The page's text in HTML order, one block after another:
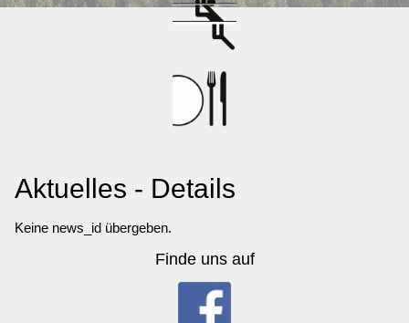
Aktuelles - Details
Keine news_id übergeben.
Finde uns auf